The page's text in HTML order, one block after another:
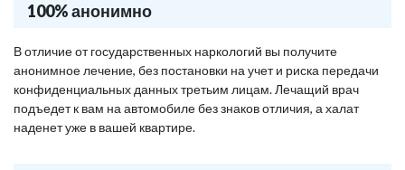
100% анонимно
В отличие от государственных наркологий вы получите
анонимное лечение, без постановки на учет и риска передачи
конфиденциальных данных третьим лицам. Лечащий врач
подъедет к вам на автомобиле без знаков отличия, а халат
наденет уже в вашей квартире.